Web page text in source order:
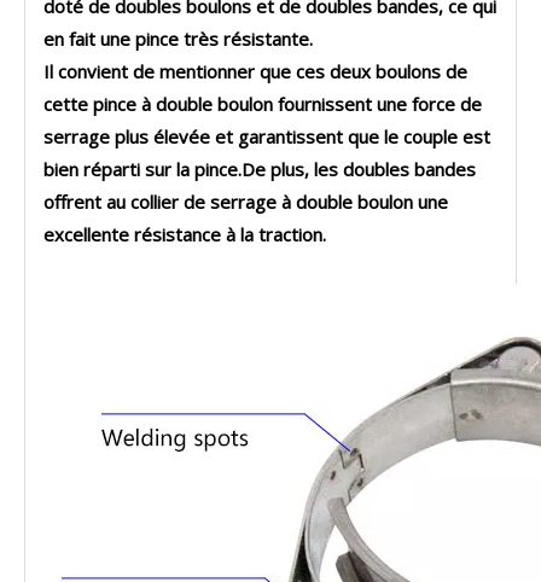
doté de doubles boulons et de doubles bandes, ce qui
en fait une pince très résistante.
Il convient de mentionner que ces deux boulons de
cette pince à double boulon fournissent une force de
serrage plus élevée et garantissent que le couple est
bien réparti sur la pince.De plus, les doubles bandes
offrent au collier de serrage à double boulon une
excellente résistance à la traction.